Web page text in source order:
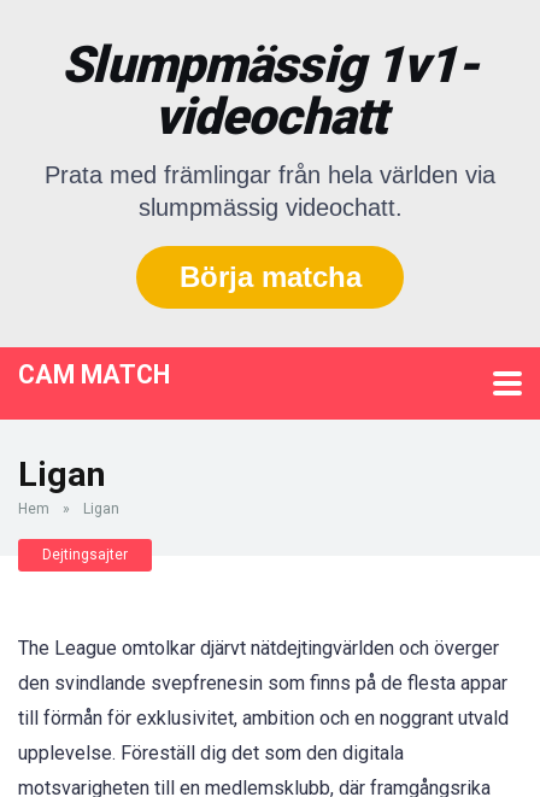
Slumpmässig 1v1-
videochatt
Prata med främlingar från hela världen via
slumpmässig videochatt.
Börja matcha
CAM MATCH
Ligan
Hem » Ligan
Dejtingsajter
The League omtolkar djärvt nätdejtingvärlden och överger
den svindlande svepfrenesin som finns på de flesta appar
till förmån för exklusivitet, ambition och en noggrant utvald
upplevelse. Föreställ dig det som den digitala
motsvarigheten till en medlemsklubb, där framgångsrika